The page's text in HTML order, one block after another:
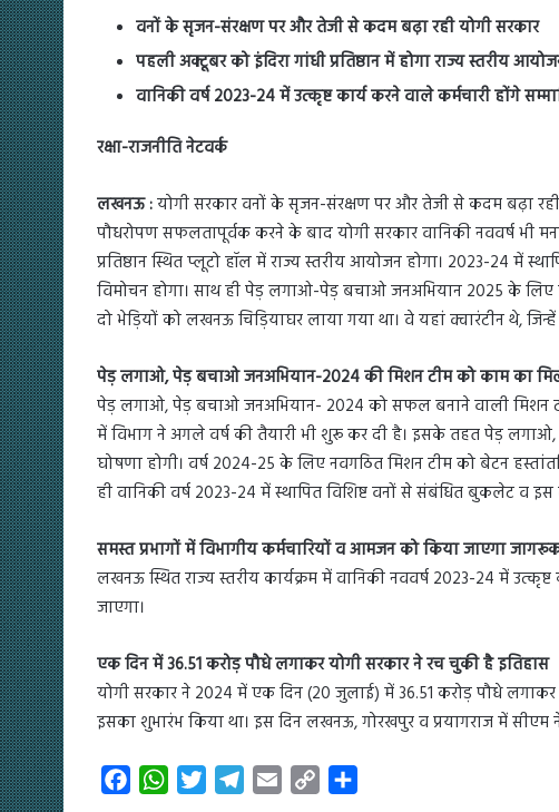
वनों के सृजन-संरक्षण पर और तेजी से कदम बढ़ा रही योगी सरकार
पहली अक्टूबर को इंदिरा गांधी प्रतिष्ठान में होगा राज्य स्तरीय
वानिकी वर्ष 2023-24 में उत्कृष्ट कार्य करने वाले कर्मचारी होंगे
रक्षा-राजनीति नेटवर्क
लखनऊ :योगी सरकार वनों के सृजन-संरक्षण पर और तेजी से कदम बढ़ा
पौधरोपण सफलतापूर्वक करने के बाद योगी सरकार वानिकी नववर्ष भी
प्रतिष्ठान स्थित प्लूटो हॉल में राज्य स्तरीय आयोजन होगा। 2023-24 में
विमोचन होगा। साथ ही पेड़ लगाओ-पेड़ बचाओ जनअभियान 2025 के
दो भेड़ियों को लखनऊ चिड़ियाघर लाया गया था। वे यहां क्वारंटीन थे,
पेड़ लगाओ, पेड़ बचाओ जनअभियान-2024 की मिशन टीम को काम का
पेड़ लगाओ, पेड़ बचाओ जनअभियान- 2024 को सफल बनाने वाली मिशन
में विभाग ने अगले वर्ष की तैयारी भी शुरू कर दी है। इसके तहत पेड़
घोषणा होगी। वर्ष 2024-25 के लिए नवगठित मिशन टीम को बेटन
ही वानिकी वर्ष 2023-24 में स्थापित विशिष्ट वनों से संबंधित बुकलेट व इस
समस्त प्रभागों में विभागीय कर्मचारियों व आमजन को किया जाएगा
लखनऊ स्थित राज्य स्तरीय कार्यक्रम में वानिकी नववर्ष 2023-24 में
जाएगा।
एक दिन में 36.51 करोड़ पौधे लगाकर योगी सरकार ने रच चुकी है इतिहास
योगी सरकार ने 2024 में एक दिन (20 जुलाई) में 36.51 करोड़ पौधे
इसका शुभारंभ किया था। इस दिन लखनऊ, गोरखपुर व प्रयागराज में सीएम
W